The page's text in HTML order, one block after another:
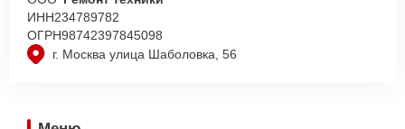
г. Москва улица Шаболовка, 56
ИНН234789782
ОГРН98742397845098